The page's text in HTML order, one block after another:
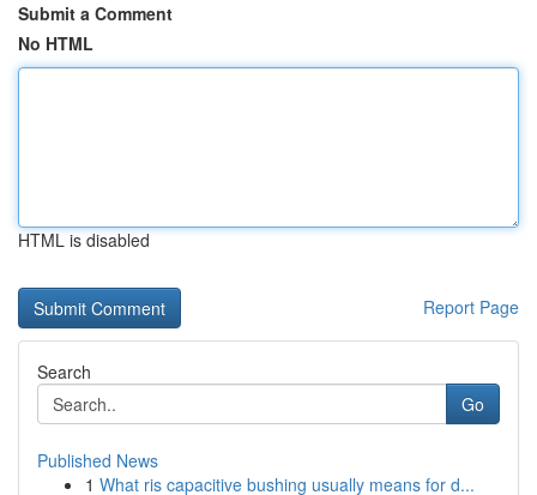
Submit a Comment
No HTML
HTML is disabled
Report Page
Search
Go
Published News
1 What ris capacitive bushing usually means for d...